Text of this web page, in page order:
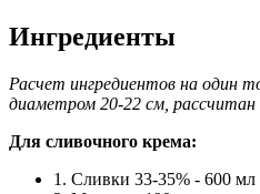
Ингредиенты
Расчет ингредиентов на один
диаметром 20-22 см, рассчитан
Для сливочного крема:
1. Сливки 33-35% - 600 мл